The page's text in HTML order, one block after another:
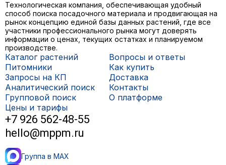
Технологическая компания, обеспечивающая удобный
способ поиска посадочного материала и продвигающая на
рынок концепцию единой базы данных растений, где все
участники профессионального рынка могут доверять
информации о ценах, текущих остатках и планируемом
производстве.
Каталог растений
Питомники
Запросы на КП
Аналитический поиск
Групповой поиск
Цены и тарифы
Вопросы и ответы
Как купить
Доставка
Контакты
О платформе
+7 926 562-48-55
hello@mppm.ru
Группа в MAX